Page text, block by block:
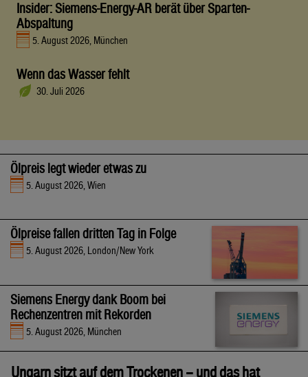
Insider: Siemens-Energy-AR berät über Sparten-
Abspaltung
5. August 2026, München
Wenn das Wasser fehlt
30. Juli 2026
Ölpreis legt wieder etwas zu
5. August 2026, Wien
Ölpreise fallen dritten Tag in Folge
5. August 2026, London/New York
Siemens Energy dank Boom bei
Rechenzentren mit Rekorden
5. August 2026, München
Ungarn sitzt auf dem Trockenen – und das hat